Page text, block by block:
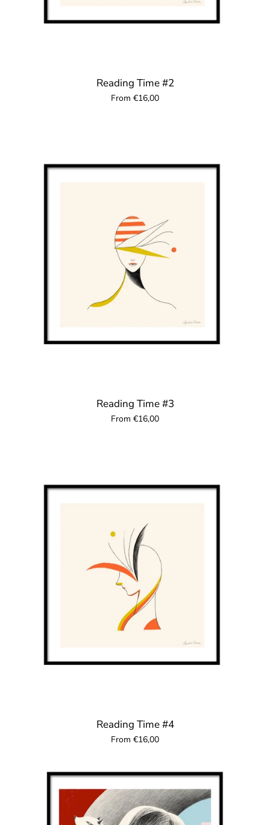
Reading Time #2
From €16,00
Reading Time #3
From €16,00
Reading Time #4
From €16,00